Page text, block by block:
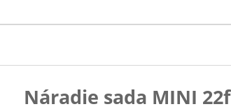
Náradie sada MINI 22f